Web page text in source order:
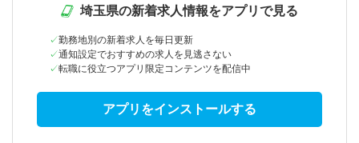
埼玉県の新着求人情報をアプリで見る
勤務地別の新着求人を毎日更新
通知設定でおすすめの求人を見逃さない
転職に役立つアプリ限定コンテンツを配信中
アプリをインストールする